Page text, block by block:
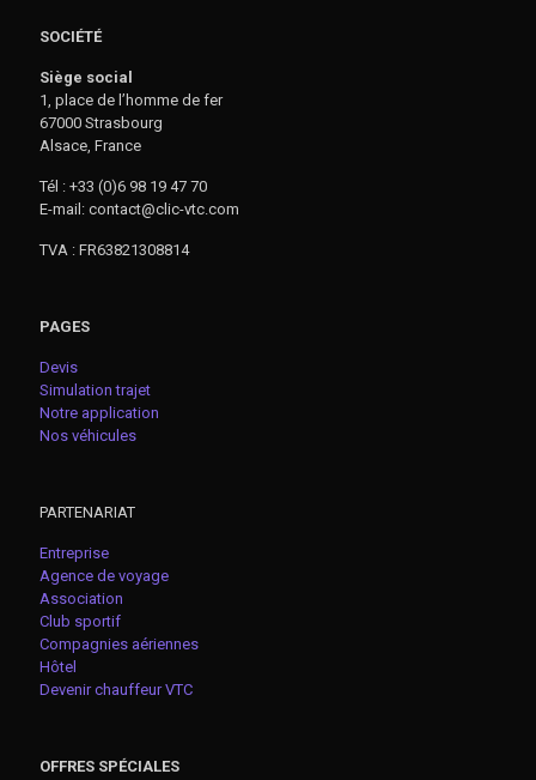
SOCIÉTÉ
Siège social
1, place de l’homme de fer
67000 Strasbourg
Alsace, France
Tél : +33 (0)6 98 19 47 70
E-mail: contact@clic-vtc.com
TVA : FR63821308814
PAGES
Devis
Simulation trajet
Notre application
Nos véhicules
PARTENARIAT
Entreprise
Agence de voyage
Association
Club sportif
Compagnies aériennes
Hôtel
Devenir chauffeur VTC
OFFRES SPÉCIALES